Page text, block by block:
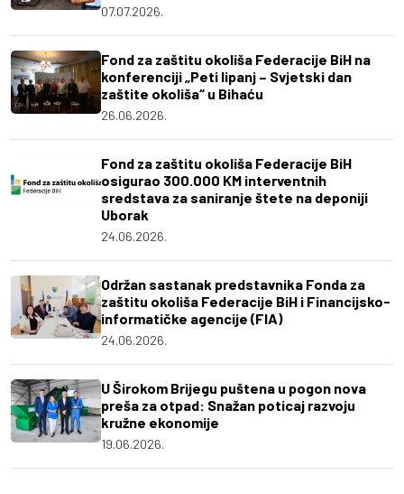
07.07.2026.
Fond za zaštitu okoliša Federacije BiH na
konferenciji „Peti lipanj – Svjetski dan
zaštite okoliša“ u Bihaću
26.06.2026.
Fond za zaštitu okoliša Federacije BiH
osigurao 300.000 KM interventnih
sredstava za saniranje štete na deponiji
Uborak
24.06.2026.
Održan sastanak predstavnika Fonda za
zaštitu okoliša Federacije BiH i Financijsko-
informatičke agencije (FIA)
24.06.2026.
U Širokom Brijegu puštena u pogon nova
preša za otpad: Snažan poticaj razvoju
kružne ekonomije
19.06.2026.